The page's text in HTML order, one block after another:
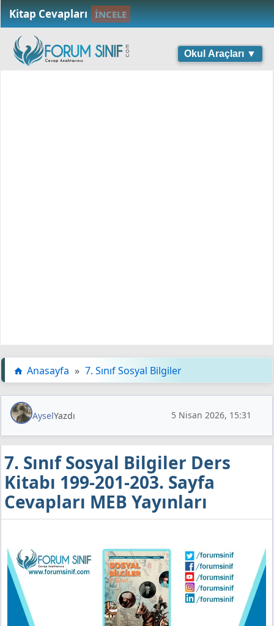
Kitap Cevapları İNCELE
Okul Araçları ▼
Anasayfa » 7. Sınıf Sosyal Bilgiler
AyselYazdı 5 Nisan 2026, 15:31
7. Sınıf Sosyal Bilgiler Ders
Kitabı 199-201-203. Sayfa
Cevapları MEB Yayınları